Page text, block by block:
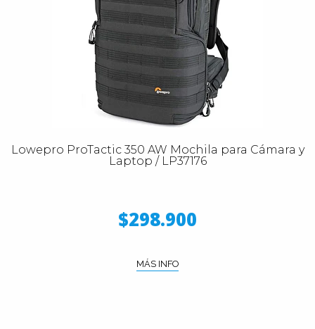
Lowepro ProTactic 350 AW Mochila para Cámara y
Laptop / LP37176
$298.900
MÁS INFO